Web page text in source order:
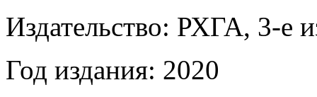
Издательство: РХГА, 3-е
Год издания: 2020